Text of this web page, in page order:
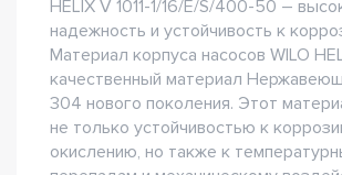
HELIX V 1011-1/16/E/S/400-50 –
надежность и устойчивость к
Материал корпуса насосов WILO
качественный материал
304 нового поколения. Этот
не только устойчивостью к
окислению, но также к